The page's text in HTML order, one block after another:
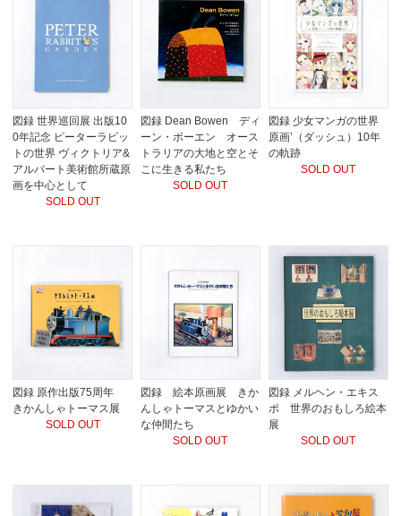
図録 世界巡回展 出版10
0年記念 ピーターラビッ
トの世界 ヴィクトリア&
アルバート美術館所蔵原
画を中心として
SOLD OUT
図録 Dean Bowen ディ
ーン・ボーエン オース
トラリアの大地と空とそ
こに生きる私たち
SOLD OUT
図録 少女マンガの世界
原画’（ダッシュ）10年
の軌跡
SOLD OUT
図録 原作出版75周年
きかんしゃトーマス展
SOLD OUT
図録 絵本原画展 きか
んしゃトーマスとゆかい
な仲間たち
SOLD OUT
図録 メルヘン・エキス
ポ 世界のおもしろ絵本
展
SOLD OUT